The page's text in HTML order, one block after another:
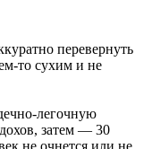
Вячеслав
праздник
перевернуть
то сухим и не
легочную
затем — 30
не очнется или не